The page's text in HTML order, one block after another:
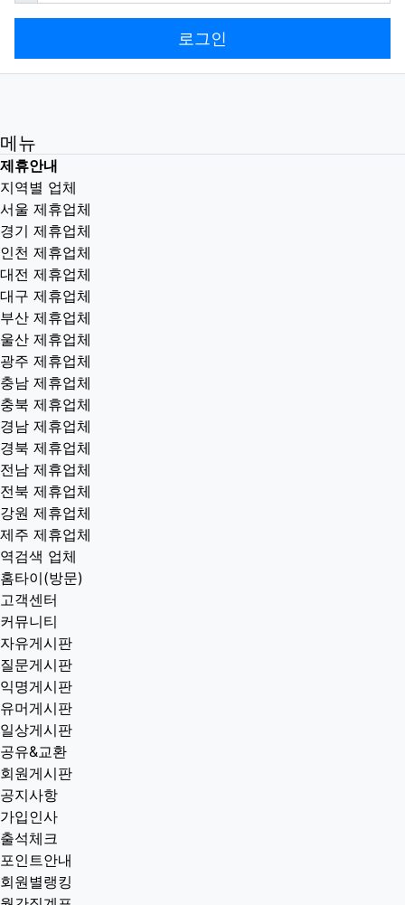
로그인
메뉴
제휴안내
지역별 업체
서울 제휴업체
경기 제휴업체
인천 제휴업체
대전 제휴업체
대구 제휴업체
부산 제휴업체
울산 제휴업체
광주 제휴업체
충남 제휴업체
충북 제휴업체
경남 제휴업체
경북 제휴업체
전남 제휴업체
전북 제휴업체
강원 제휴업체
제주 제휴업체
역검색 업체
홈타이(방문)
고객센터
커뮤니티
자유게시판
질문게시판
익명게시판
유머게시판
일상게시판
공유&교환
회원게시판
공지사항
가입인사
출석체크
포인트안내
회원별랭킹